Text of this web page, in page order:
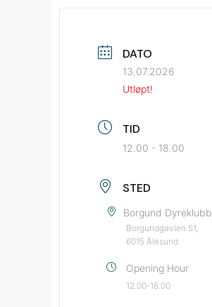
DATO
13.07.2026
Utløpt!
TID
12.00 - 18.00
STED
Borgund Dyreklubb
Borgundgavlen 51,
6015 Ålesund
Opening Hour
12.00-18.00